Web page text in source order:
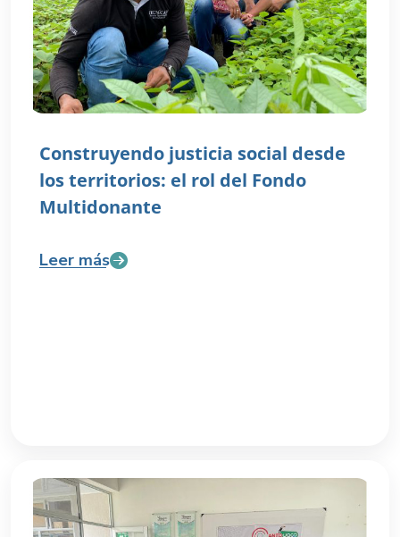
Construyendo justicia social desde
los territorios: el rol del Fondo
Multidonante
Leer más